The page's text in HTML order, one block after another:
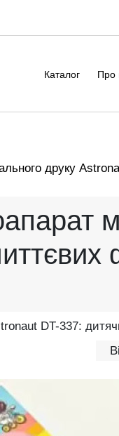
Каталог Про
друку
DT-337: